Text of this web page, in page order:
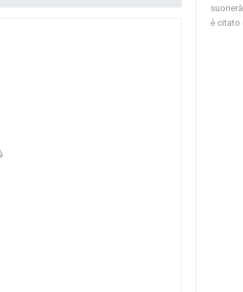
è citato